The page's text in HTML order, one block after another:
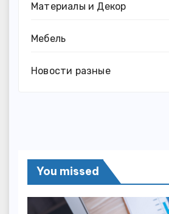
Материалы и Декор
Мебель
Новости разные
You missed